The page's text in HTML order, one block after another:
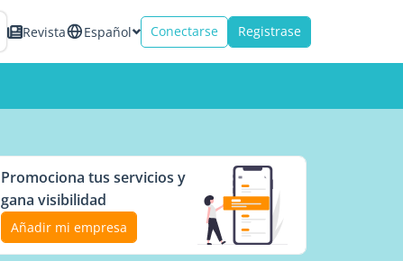
Revista Español Conectarse Registrase
Promociona tus servicios y
gana visibilidad
Añadir mi empresa